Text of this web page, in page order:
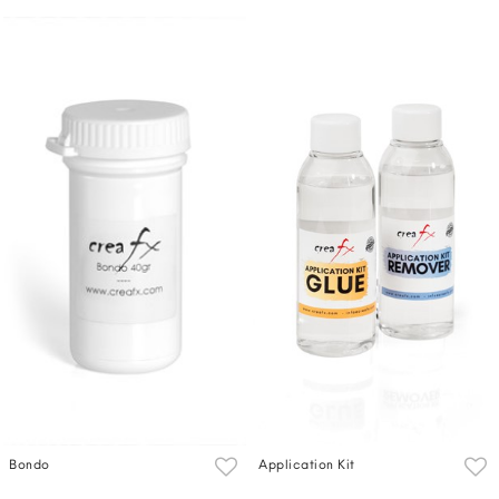
Bondo Application Kit